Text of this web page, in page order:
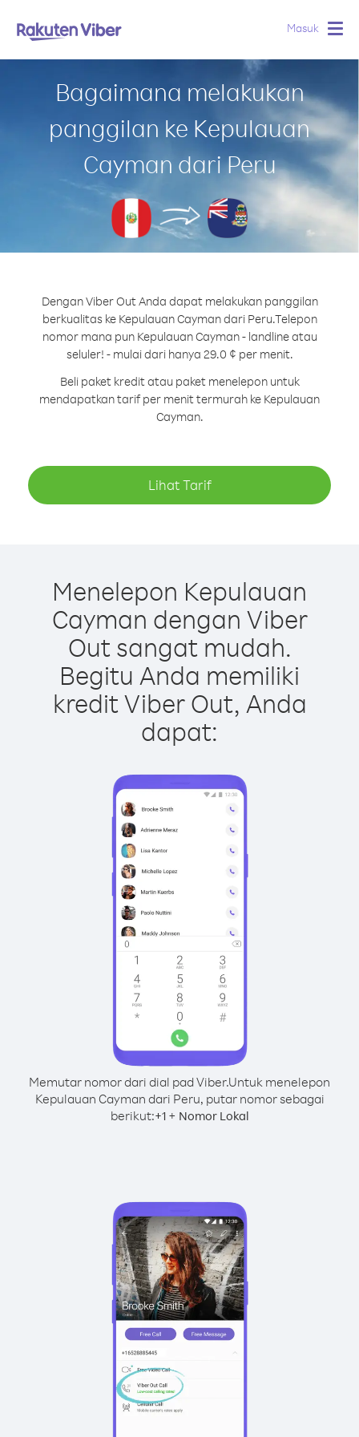
Masuk
Bagaimana melakukan
panggilan ke Kepulauan
Cayman dari Peru
Dengan Viber Out Anda dapat melakukan panggilan
berkualitas ke Kepulauan Cayman dari Peru.Telepon
nomor mana pun Kepulauan Cayman - landline atau
seluler! - mulai dari hanya 29.0 ¢ per menit.
Beli paket kredit atau paket menelepon untuk
mendapatkan tarif per menit termurah ke Kepulauan
Cayman.
Lihat Tarif
Menelepon Kepulauan
Cayman dengan Viber
Out sangat mudah.
Begitu Anda memiliki
kredit Viber Out, Anda
dapat:
Memutar nomor dari dial pad Viber.Untuk menelepon
Kepulauan Cayman dari Peru, putar nomor sebagai
berikut:+1+ Nomor Lokal